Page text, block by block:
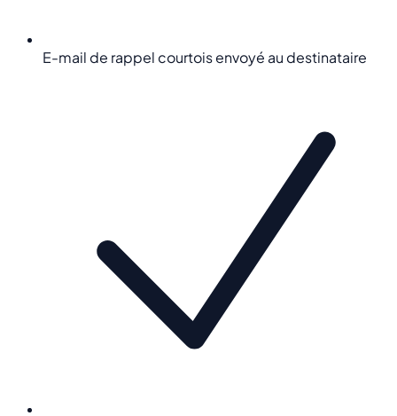
E-mail de rappel courtois envoyé au destinataire